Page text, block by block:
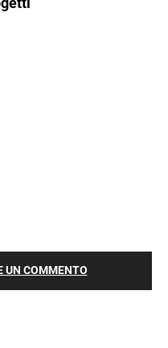
UN COMMENTO